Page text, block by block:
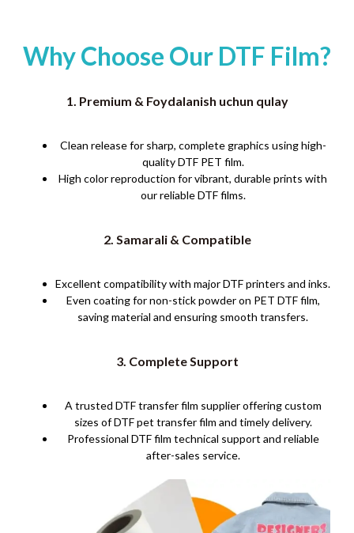
Why Choose Our DTF Film?
1. Premium & Foydalanish uchun qulay
Clean release for sharp, complete graphics using high-
quality DTF PET film.
High color reproduction for vibrant, durable prints with
our reliable DTF films.
2. Samarali & Compatible
Excellent compatibility with major DTF printers and inks.
Even coating for non-stick powder on PET DTF film,
saving material and ensuring smooth transfers.
3. Complete Support
A trusted DTF transfer film supplier offering custom
sizes of DTF pet transfer film and timely delivery.
Professional DTF film technical support and reliable
after-sales service.